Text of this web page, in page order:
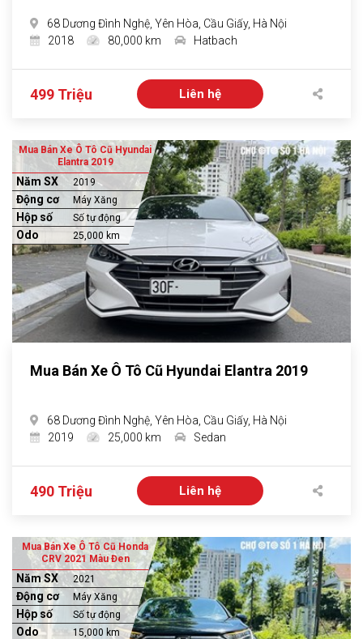
68 Dương Đình Nghệ, Yên Hòa, Cầu Giấy, Hà Nội
2018
80,000 km Hatbach
499 Triệu Liên hệ
Mua Bán Xe Ô Tô Cũ Hyundai
Elantra 2019
Năm SX 2019
Động cơ Máy Xăng
Hộp số Số tự động
Odo 25,000 km
Mua Bán Xe Ô Tô Cũ Hyundai Elantra 2019
68 Dương Đình Nghệ, Yên Hòa, Cầu Giấy, Hà Nội
2019
25,000 km Sedan
490 Triệu Liên hệ
Mua Bán Xe Ô Tô Cũ Honda
CRV 2021 Màu Đen
Năm SX 2021
Động cơ Máy Xăng
Hộp số Số tự động
Odo 15,000 km